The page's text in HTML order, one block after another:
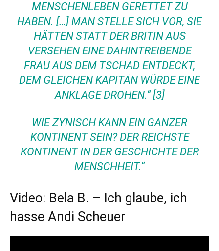
MENSCHENLEBEN GERETTET ZU
HABEN. […] MAN STELLE SICH VOR, SIE
HÄTTEN STATT DER BRITIN AUS
VERSEHEN EINE DAHINTREIBENDE
FRAU AUS DEM TSCHAD ENTDECKT,
DEM GLEICHEN KAPITÄN WÜRDE EINE
ANKLAGE DROHEN.“[3]
WIE ZYNISCH KANN EIN GANZER
KONTINENT SEIN? DER REICHSTE
KONTINENT IN DER GESCHICHTE DER
MENSCHHEIT.“
Video: Bela B. – Ich glaube, ich
hasse Andi Scheuer